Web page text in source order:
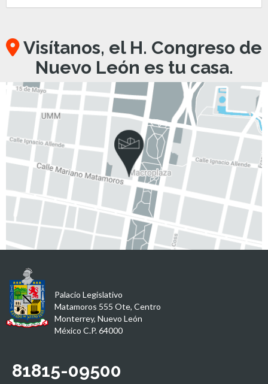
Visítanos, el H. Congreso de
Nuevo León es tu casa.
Palacio Legislativo
Matamoros 555 Ote, Centro
Monterrey, Nuevo León
México C.P. 64000
81815-09500